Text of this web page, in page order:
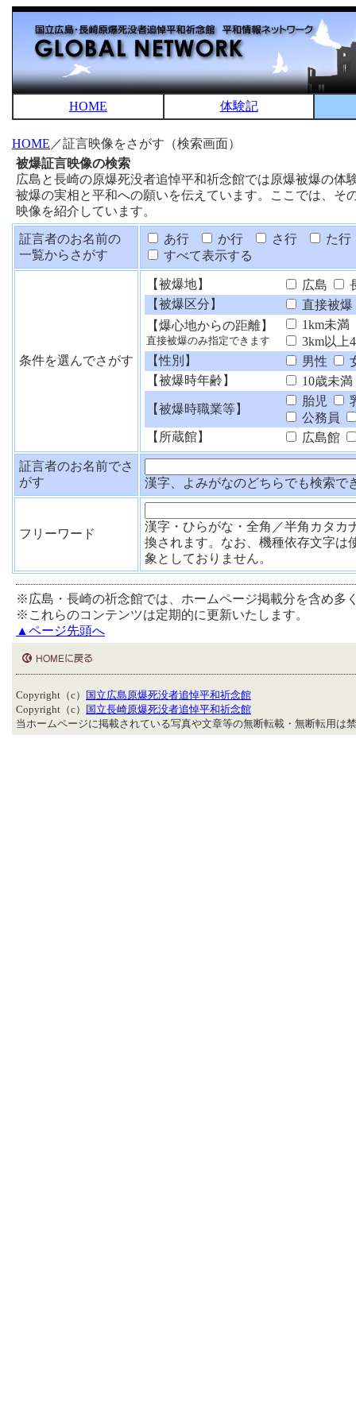
HOME 体験記
HOME ／証言映像をさがす（検索画面）
被爆証言映像の検索
広島と長崎の原爆死没者追悼平和祈念館では原爆被爆の
被爆の実相と平和への願いを伝えています。ここでは、
映像を紹介しています。
証言者のお名前の
一覧からさがす
あ行 か行 さ行
た行
すべて表示する
条件を選んでさがす
【被爆地】 広島
【被爆区分】
直接被爆
【爆心地からの距離】
直接被爆のみ指定できます
1km未満
3km以上
【性別】
男性
【被爆時年齢】
10歳未満
【被爆時職業等】
胎児
公務員
【所蔵館】
広島館
証言者のお名前でさ
がす
漢字、よみがなのどちらでも検索で
フリーワード
漢字・ひらがな・全角／半角カタカ
換されます。なお、機種依存文字は
象としておりません。
※広島・長崎の祈念館では、ホームページ掲載分を含め多
※これらのコンテンツは定期的に更新いたします。
▲ページ先頭へ
Copyright（c）
国立広島原爆死没者追悼平和祈念館
Copyright（c）
国立長崎原爆死没者追悼平和祈念館
当ホームページに掲載されている写真や文章等の無断転載・無断転用は